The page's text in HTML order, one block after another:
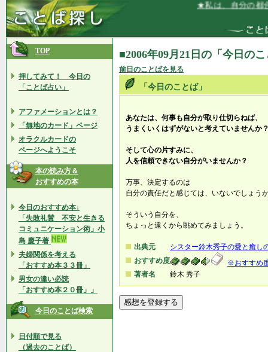
★私は、自分の都合
TOP
押してみて！ 今日の
「ことば占い」
アファメーションとは？
「無地のカード」ページ
オラクルカードの
ページへようこそ
本の読み方＆
おすすめの本
今日のおすすめ本↓
「失敗礼賛 不安と生きる
コミュニケーション術」小
島 慶子著
夫婦関係を考える
「おすすめ本３３冊」
男女の違い必読
「おすすめ本２０冊」」
今日のことば検索
日付順で見る
（過去のことば）
■2006年09月21日の「今日の
前日のことばを見る
「今日のことば」
あなたは、何事も自分が取り仕切らねば、
うまくいくはずがないと考えていませんか
そして心の片すみに、
人を信頼できない自分がいませんか？
万事、決定するのは
自分の責任だと感じては、いないでしょう
そういう自分を、
ちょっと遠くから眺めてみましょう。
出典元
シスター鈴木秀子の愛と癒し
おすすめ度
※おすすめ
著者名
鈴木 秀子